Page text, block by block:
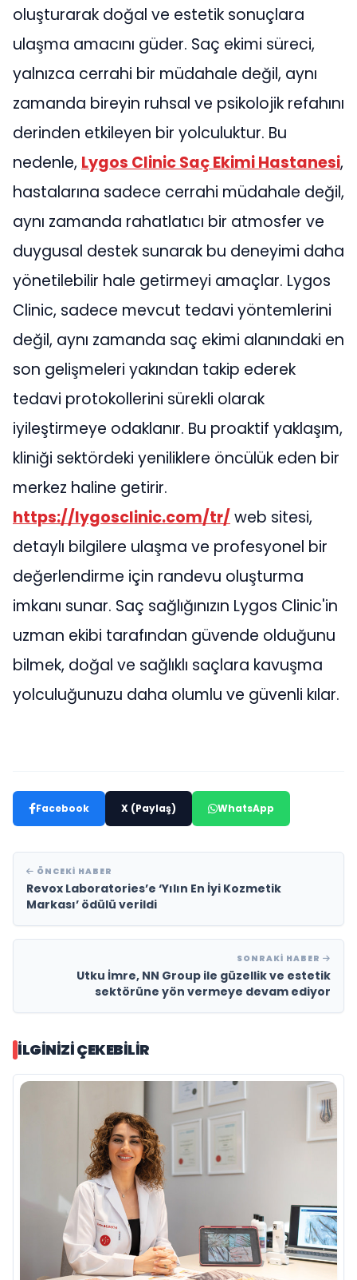
oluşturarak doğal ve estetik sonuçlara
ulaşma amacını güder. Saç ekimi süreci,
yalnızca cerrahi bir müdahale değil, aynı
zamanda bireyin ruhsal ve psikolojik refahını
derinden etkileyen bir yolculuktur. Bu
nedenle, Lygos Clinic Saç Ekimi Hastanesi,
hastalarına sadece cerrahi müdahale değil,
aynı zamanda rahatlatıcı bir atmosfer ve
duygusal destek sunarak bu deneyimi daha
yönetilebilir hale getirmeyi amaçlar. Lygos
Clinic, sadece mevcut tedavi yöntemlerini
değil, aynı zamanda saç ekimi alanındaki en
son gelişmeleri yakından takip ederek
tedavi protokollerini sürekli olarak
iyileştirmeye odaklanır. Bu proaktif yaklaşım,
kliniği sektördeki yeniliklere öncülük eden bir
merkez haline getirir.
https://lygosclinic.com/tr/ web sitesi,
detaylı bilgilere ulaşma ve profesyonel bir
değerlendirme için randevu oluşturma
imkanı sunar. Saç sağlığınızın Lygos Clinic'in
uzman ekibi tarafından güvende olduğunu
bilmek, doğal ve sağlıklı saçlara kavuşma
yolculuğunuzu daha olumlu ve güvenli kılar.
Facebook X (Paylaş) WhatsApp
ÖNCEKI HABER
Revox Laboratories’e ‘Yılın En İyi Kozmetik
Markası’ ödülü verildi
SONRAKI HABER
Utku İmre, NN Group ile güzellik ve estetik
sektörüne yön vermeye devam ediyor
İLGINIZI ÇEKEBILIR